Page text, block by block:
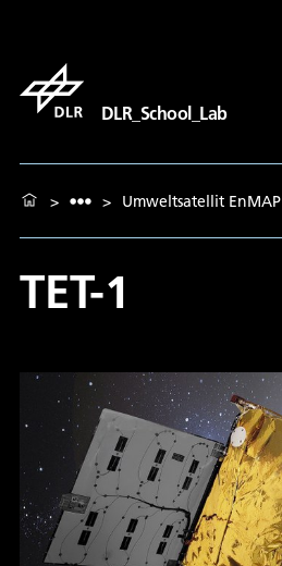
DLR_School_Lab
> > Umweltsatellit EnMAP
TET-1